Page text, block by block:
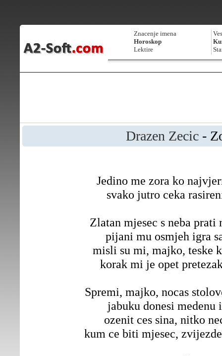
Znacenje imena
Horoskop
Lektire
Drazen Zecic-
Jedino me zora ko
svako jutro ceka
Zlatan mjesec s neba prati
pijani mu osmjeh igra
misli su mi, majko, teske
korak mi je opet
Spremi, majko, nocas
jabuku donesi medenu
ozenit ces sina, nitko
kum ce biti mjesec,